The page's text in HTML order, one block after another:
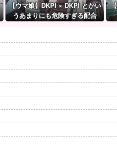
【ウマ娘】DKPI × DKPI とかい
うあまりにも危険すぎる配合